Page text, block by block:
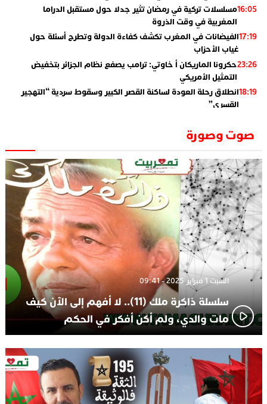
16:05مسلسلات تركية في رمضان تثير جدلا حول مستقبل الدراما
المغربية في وقت الذروة
17:19الفيضانات في المغرب تكشف كفاءة الدولة وتطرح أسئلة حول
غياب الأحزاب
23:26حكرونا الماريكان أ خاوتي: ترامب يصفع نظام الجزائر بتخفيض
التمثيل الأمريكي
18:19انطلاق رحلة العودة لساكنة القصر الكبير وسقوط سردية “التهجير
القسري”
01:55
​”لارام”.. 3 خطوط أخرى نحو إسبانيا وهذه هي الوجهات
14:37الاعلامي حسن فاتح.. لهذا السبب يرفض بعض لاعبوا المنتخب
تعيين السكتيوي
صوت وصورة
السبت 1 فبراير 2025 - 09:41
سلسلة ذاكرة ملك (11).. لا أفهم إلى الآن كيف
مات والدي، ولم أكن أفكر في الحكم